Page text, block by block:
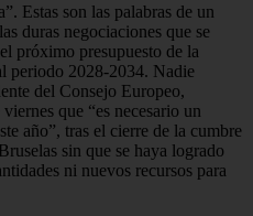
Estas son las palabras de un
duras negociaciones que se
próximo presupuesto de la
periodo 2028-2034. Nadie
del Consejo Europeo,
que “es necesario un
año”, tras el cierre de la cumbre
sin que se haya logrado
ni nuevos recursos para